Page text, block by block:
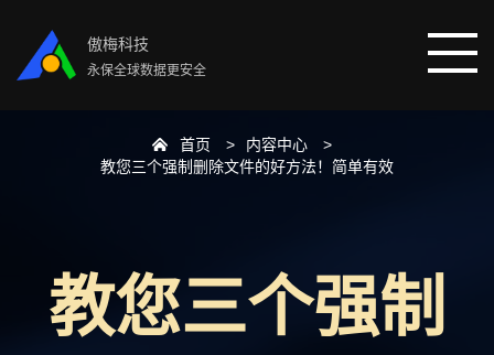
傲梅科技
永保全球数据更安全
数据恢复
首页
内容中心
教您三个强制删除文件的好方法！简单有效
教您三个强制